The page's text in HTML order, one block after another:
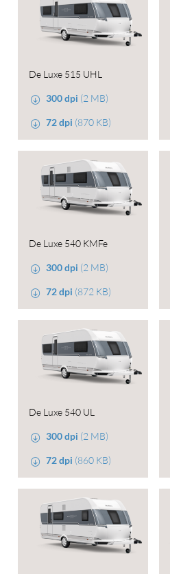
De Luxe 515 UHL
300 dpi (2 MB)
72 dpi (870 KB)
De Luxe 540 KMFe
300 dpi (2 MB)
72 dpi (872 KB)
De Luxe 540 UL
300 dpi (2 MB)
72 dpi (860 KB)